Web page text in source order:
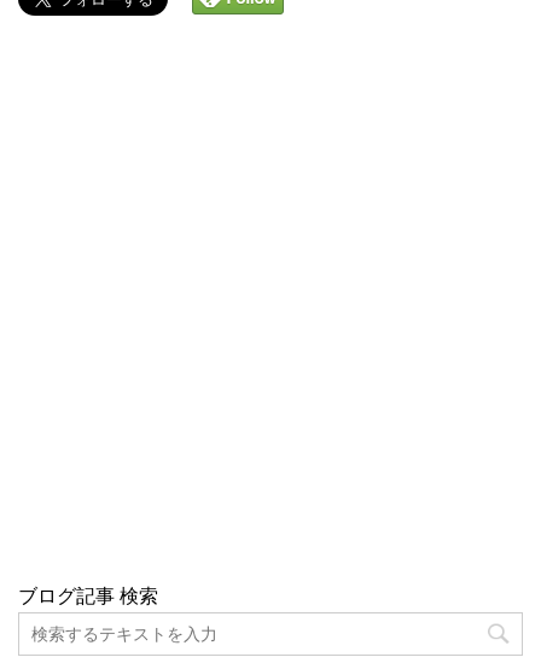
ブログ記事 検索